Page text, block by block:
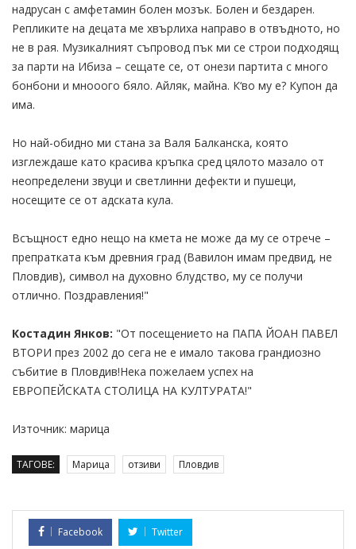
надрусан с амфетамин болен мозък. Болен и бездарен.
Репликите на децата ме хвърлиха направо в отвъдното, но
не в рая. Музикалният съпровод пък ми се строи подходящ
за парти на Ибиза – сещате се, от онези партита с много
бонбони и мнооого бяло. Айляк, майна. К‘во му е? Купон да
има.
Но най-обидно ми стана за Валя Балканска, която
изглеждаше като красива кръпка сред цялото мазало от
неопределени звуци и светлинни дефекти и пушеци,
носещите се от адската кула.
Всъщност едно нещо на кмета не може да му се отрече –
препратката към древния град (Вавилон имам предвид, не
Пловдив), символ на духовно блудство, му се получи
отлично. Поздравления!"
Костадин Янков: "От посещението на ПАПА ЙОАН ПАВЕЛ
ВТОРИ през 2002 до сега не е имало такова грандиозно
събитие в Пловдив!Нека пожелаем успех на
ЕВРОПЕЙСКАТА СТОЛИЦА НА КУЛТУРАТА!"
Източник: марица
ТАГОВЕ: Марица отзиви Пловдив
Facebook Twitter